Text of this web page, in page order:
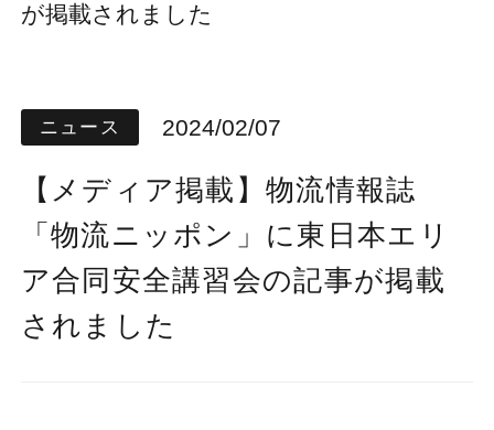
が掲載されました
ニュース 2024/02/07
【メディア掲載】物流情報誌
「物流ニッポン」に東日本エリ
ア合同安全講習会の記事が掲載
されました